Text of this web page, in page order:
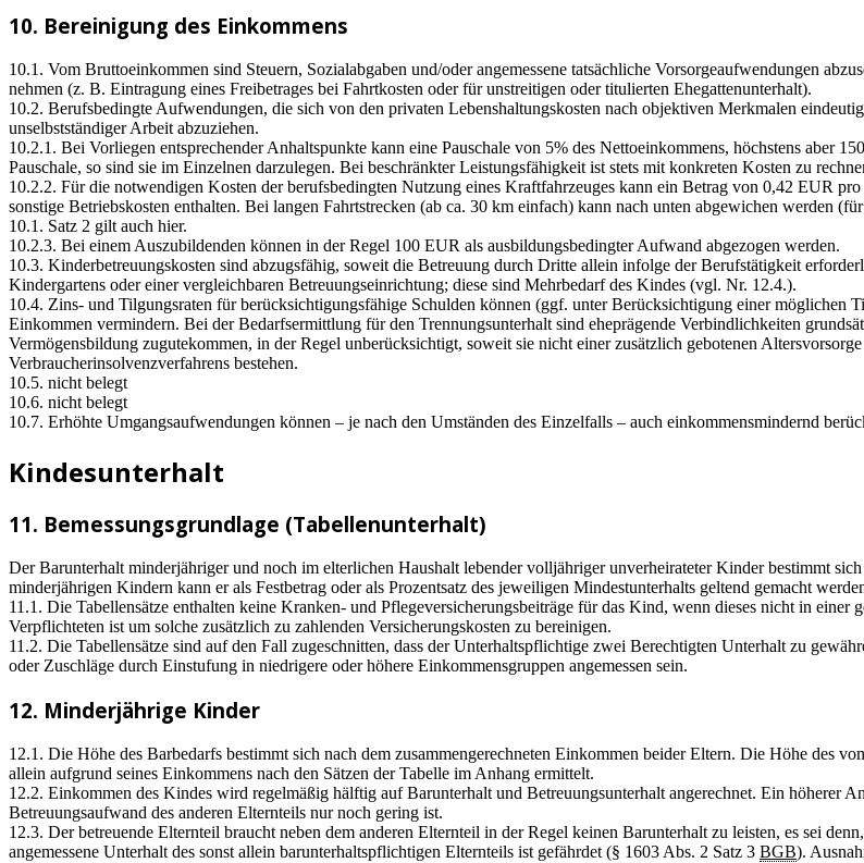
10. Bereinigung des Einkommens
10.1. Vom Bruttoeinkommen sind Steuern, Sozialabgaben und/oder angemessene tatsächliche Vorsorgeaufwendungen
nehmen (z. B. Eintragung eines Freibetrages bei Fahrtkosten oder für unstreitigen oder titulierten Ehegattenunterhalt).
10.2. Berufsbedingte Aufwendungen, die sich von den privaten Lebenshaltungskosten nach objektiven Merkmalen
unselbstständiger Arbeit abzuziehen.
10.2.1. Bei Vorliegen entsprechender Anhaltspunkte kann eine Pauschale von 5% des Nettoeinkommens, höchstens aber
Pauschale, so sind sie im Einzelnen darzulegen. Bei beschränkter Leistungsfähigkeit ist stets mit konkreten Kosten zu
10.2.2. Für die notwendigen Kosten der berufsbedingten Nutzung eines Kraftfahrzeuges kann ein Betrag von 0,42 EUR
sonstige Betriebskosten enthalten. Bei langen Fahrtstrecken (ab ca. 30 km einfach) kann nach unten abgewichen werden
10.1. Satz 2 gilt auch hier.
10.2.3. Bei einem Auszubildenden können in der Regel 100 EUR als ausbildungsbedingter Aufwand abgezogen werden.
10.3. Kinderbetreuungskosten sind abzugsfähig, soweit die Betreuung durch Dritte allein infolge der Berufstätigkeit
Kindergartens oder einer vergleichbaren Betreuungseinrichtung; diese sind Mehrbedarf des Kindes (vgl. Nr. 12.4.).
10.4. Zins- und Tilgungsraten für berücksichtigungsfähige Schulden können (ggf. unter Berücksichtigung einer möglichen
Einkommen vermindern. Bei der Bedarfsermittlung für den Trennungsunterhalt sind eheprägende Verbindlichkeiten
Vermögensbildung zugutekommen, in der Regel unberücksichtigt, soweit sie nicht einer zusätzlich gebotenen
Verbraucherinsolvenzverfahrens bestehen.
10.5. nicht belegt
10.6. nicht belegt
10.7. Erhöhte Umgangsaufwendungen können – je nach den Umständen des Einzelfalls – auch einkommensmindernd
Kindesunterhalt
11. Bemessungsgrundlage (Tabellenunterhalt)
Der Barunterhalt minderjähriger und noch im elterlichen Haushalt lebender volljähriger unverheirateter Kinder bestimmt
minderjährigen Kindern kann er als Festbetrag oder als Prozentsatz des jeweiligen Mindestunterhalts geltend gemacht
11.1. Die Tabellensätze enthalten keine Kranken- und Pflegeversicherungsbeiträge für das Kind, wenn dieses nicht in
Verpflichteten ist um solche zusätzlich zu zahlenden Versicherungskosten zu bereinigen.
11.2. Die Tabellensätze sind auf den Fall zugeschnitten, dass der Unterhaltspflichtige zwei Berechtigten Unterhalt zu
oder Zuschläge durch Einstufung in niedrigere oder höhere Einkommensgruppen angemessen sein.
12. Minderjährige Kinder
12.1. Die Höhe des Barbedarfs bestimmt sich nach dem zusammengerechneten Einkommen beider Eltern. Die Höhe des
allein aufgrund seines Einkommens nach den Sätzen der Tabelle im Anhang ermittelt.
12.2. Einkommen des Kindes wird regelmäßig hälftig auf Barunterhalt und Betreuungsunterhalt angerechnet. Ein höherer
Betreuungsaufwand des anderen Elternteils nur noch gering ist.
12.3. Der betreuende Elternteil braucht neben dem anderen Elternteil in der Regel keinen Barunterhalt zu leisten, es sei
angemessene Unterhalt des sonst allein barunterhaltspflichtigen Elternteils ist gefährdet (§ 1603 Abs. 2 Satz 3 BGB).